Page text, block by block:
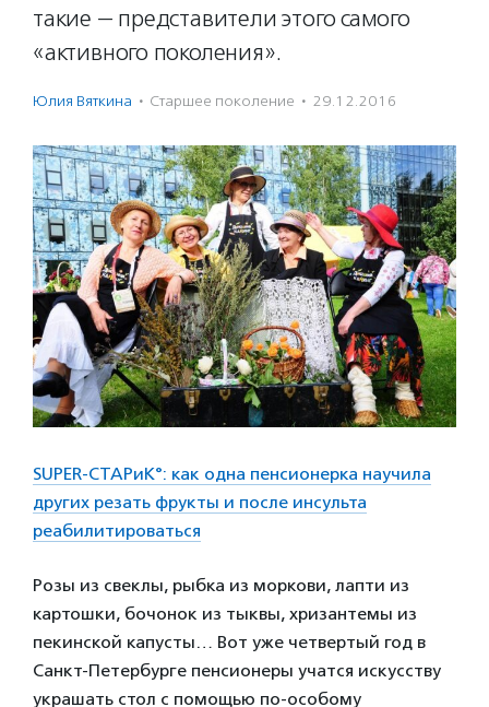
такие — представители этого самого
«активного поколения».
Юлия Вяткина · Старшее поколение · 29.12.2016
SUPER-СТАРиК°: как одна пенсионерка научила
других резать фрукты и после инсульта
реабилитироваться
Розы из свеклы, рыбка из моркови, лапти из
картошки, бочонок из тыквы, хризантемы из
пекинской капусты… Вот уже четвертый год в
Санкт-Петербурге пенсионеры учатся искусству
украшать стол с помощью по-особому